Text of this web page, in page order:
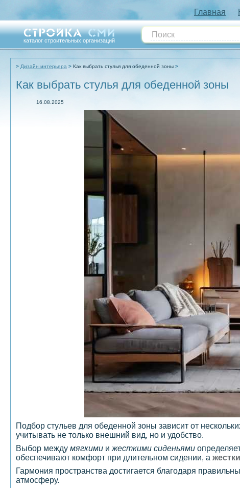
Главная
каталог строительных организаций
Дизайн интерьера Как выбрать стулья для обеденной зоны
Как выбрать стулья для обеденной зоны
16.08.2025
Подбор стульев для обеденной зоны зависит от
учитывать не только внешний вид, но и удобство.
Выбор между мягкими и жесткими сиденьями
обеспечивают комфорт при длительном сидении, а
Гармония пространства достигается благодаря
атмосферу.